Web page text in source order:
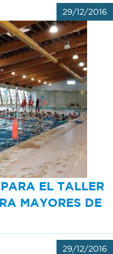
29/12/2016
EL TALLER
MAYORES DE
29/12/2016